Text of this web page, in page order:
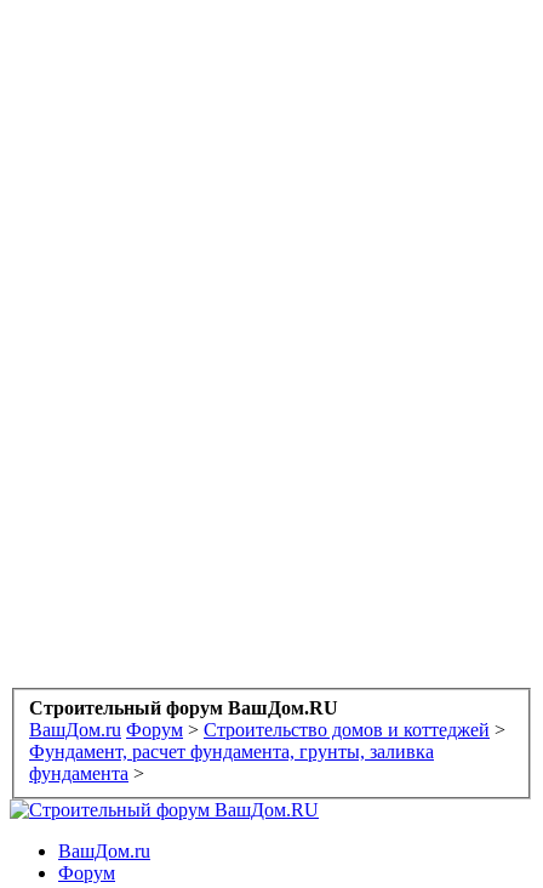
Строительный форум ВашДом.RU
ВашДом.ru Форум > Строительство домов и коттеджей >
Фундамент, расчет фундамента, грунты, заливка
фундамента >
ВашДом.ru
Форум